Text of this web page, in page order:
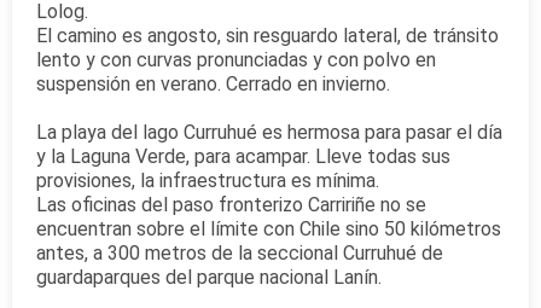
Lolog.
El camino es angosto, sin resguardo lateral, de tránsito
lento y con curvas pronunciadas y con polvo en
suspensión en verano. Cerrado en invierno.
La playa del lago Curruhué es hermosa para pasar el día
y la Laguna Verde, para acampar. Lleve todas sus
provisiones, la infraestructura es mínima.
Las oficinas del paso fronterizo Carririñe no se
encuentran sobre el límite con Chile sino 50 kilómetros
antes, a 300 metros de la seccional Curruhué de
guardaparques del parque nacional Lanín.